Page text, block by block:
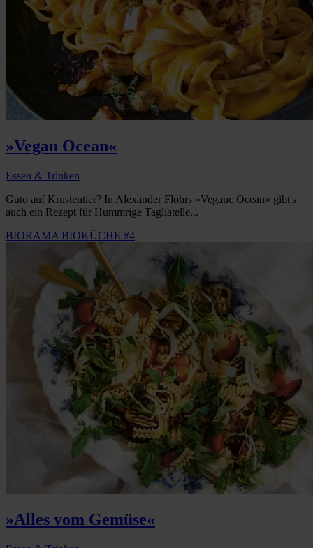
»Vegan Ocean«
Essen & Trinken
Guto auf Krustentier? In Alexander Flohrs »Veganc Ocean« gibt's
auch ein Rezept für Hummrige Tagliatelle...
BIORAMA BIOKÜCHE #4
»Alles vom Gemüse«